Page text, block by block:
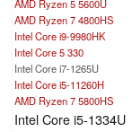
AMD Ryzen 5 5600U
AMD Ryzen 7 4800HS
Intel Core i9-9980HK
Intel Core 5 330
Intel Core i7-1265U
Intel Core i5-11260H
AMD Ryzen 7 5800HS
Intel Core i5-1334U